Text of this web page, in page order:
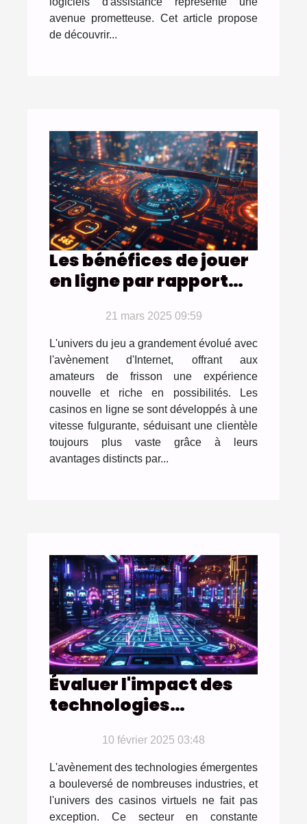
avenue prometteuse. Cet article propose
de découvrir...
Les bénéfices de jouer
en ligne par rapport
traditionnels
21 mars 2025 09:59
L'univers du jeu a grandement évolué avec
l'avènement d'Internet, offrant aux
amateurs de frisson une expérience
nouvelle et riche en possibilités. Les
casinos en ligne se sont développés à une
vitesse fulgurante, séduisant une clientèle
toujours plus vaste grâce à leurs
avantages distincts par...
Évaluer l'impact des
technologies
pratiques des casinos
virtuels
10 février 2025 03:48
L'avènement des technologies émergentes
a bouleversé de nombreuses industries, et
l'univers des casinos virtuels ne fait pas
exception. Ce secteur en constante